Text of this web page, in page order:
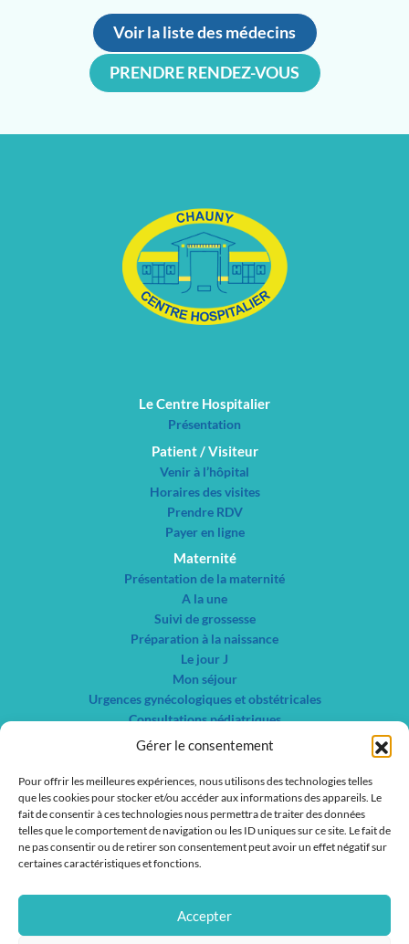
Gérer le consentement
Pour offrir les meilleures expériences, nous utilisons des technologies telles
que les cookies pour stocker et/ou accéder aux informations des appareils. Le
fait de consentir à ces technologies nous permettra de traiter des données
telles que le comportement de navigation ou les ID uniques sur ce site. Le fait de
ne pas consentir ou de retirer son consentement peut avoir un effet négatif sur
certaines caractéristiques et fonctions.
Accepter
Voir la liste des médecins
PRENDRE RENDEZ-VOUS
Le Centre Hospitalier
Présentation
Patient / Visiteur
Venir à l’hôpital
Horaires des visites
Prendre RDV
Payer en ligne
Maternité
Présentation de la maternité
A la une
Suivi de grossesse
Préparation à la naissance
Le jour J
Mon séjour
Urgences gynécologiques et obstétricales
Consultations pédiatriques
Autres consultations gynécologiques
Nos spécialités
Liste des services
Liste des médecins
Actualités
IFSI / IFAS